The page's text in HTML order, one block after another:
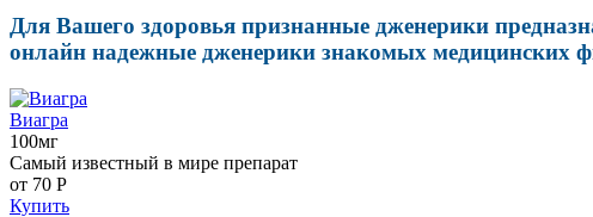
Для Вашего здоровья признанные дженерики
онлайн надежные дженерики знакомых медицинских
Виагра
100мг
Самый известный в мире препарат
от 70 Р
Купить